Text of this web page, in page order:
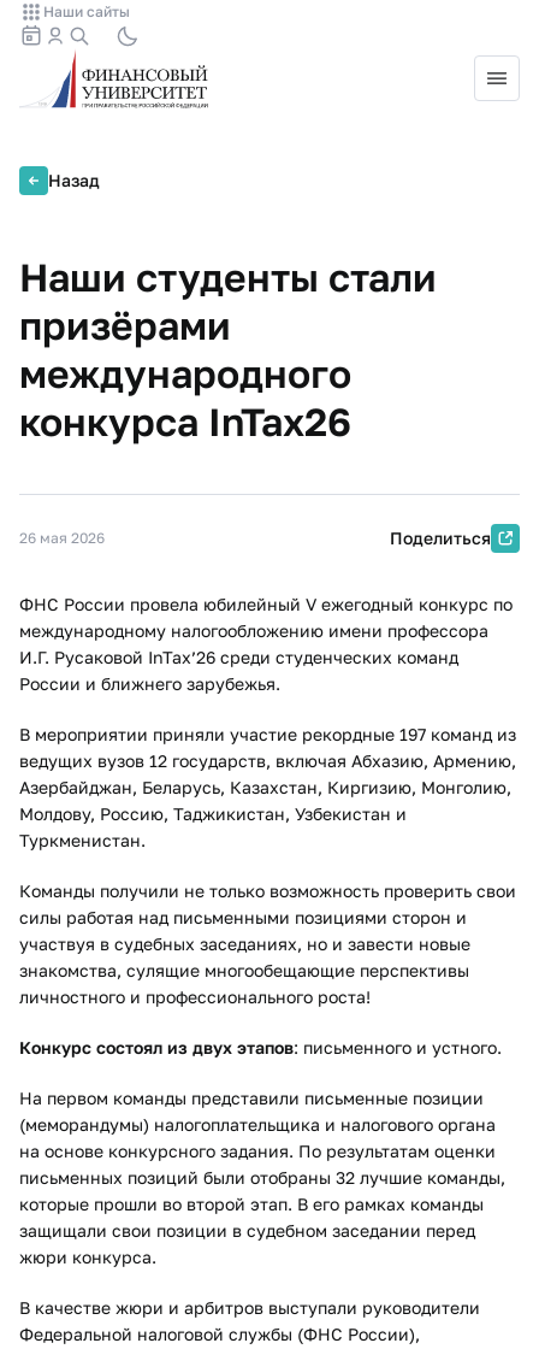
Наши сайты
Назад
Наши студенты стали
призёрами
международного
конкурса InTax26
26 мая 2026 Поделиться
ФНС России провела юбилейный V ежегодный конкурс по
международному налогообложению имени профессора
И.Г. Русаковой InTax’26 среди студенческих команд
России и ближнего зарубежья.
В мероприятии приняли участие рекордные 197 команд из
ведущих вузов 12 государств, включая Абхазию, Армению,
Азербайджан, Беларусь, Казахстан, Киргизию, Монголию,
Молдову, Россию, Таджикистан, Узбекистан и
Туркменистан.
Команды получили не только возможность проверить свои
силы работая над письменными позициями сторон и
участвуя в судебных заседаниях, но и завести новые
знакомства, сулящие многообещающие перспективы
личностного и профессионального роста!
Конкурс состоял из двух этапов: письменного и устного.
На первом команды представили письменные позиции
(меморандумы) налогоплательщика и налогового органа
на основе конкурсного задания. По результатам оценки
письменных позиций были отобраны 32 лучшие команды,
которые прошли во второй этап. В его рамках команды
защищали свои позиции в судебном заседании перед
жюри конкурса.
В качестве жюри и арбитров выступали руководители
Федеральной налоговой службы (ФНС России),